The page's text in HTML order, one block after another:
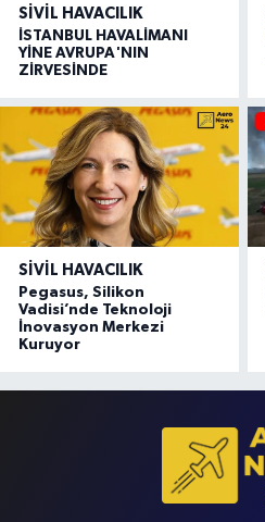
SIVIL HAVACILIK
İSTANBUL HAVALİMANI
YİNE AVRUPA'NIN
ZİRVESİNDE
SIVIL HAVACILIK
Pegasus, Silikon
Vadisi’nde Teknoloji
İnovasyon Merkezi
Kuruyor